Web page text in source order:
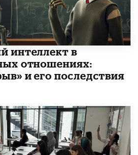
интеллект в
отношениях:
и его последствия